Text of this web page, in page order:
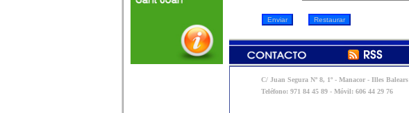
C/ Juan Segura Nº 8, 1º - Manacor - Illes Balears
Teléfono: 971 84 45 89 - Móvil: 606 44 29 76